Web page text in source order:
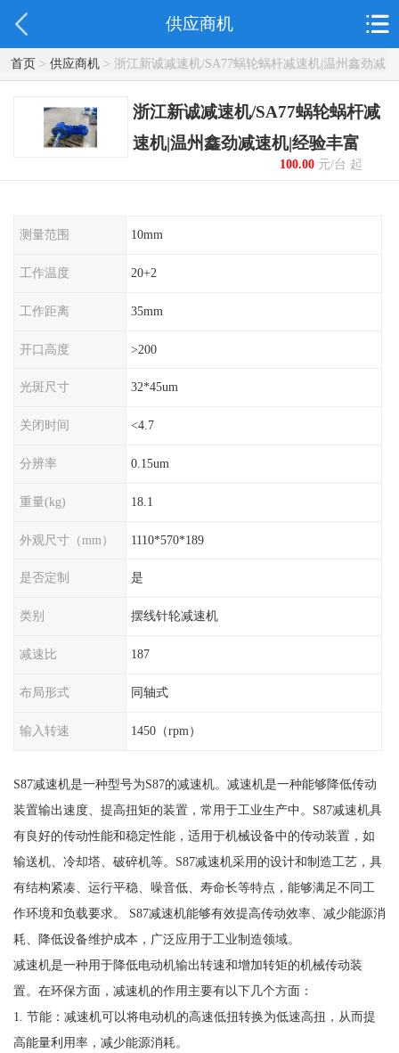
供应商机
首页> 供应商机> 浙江新诚减速机/SA77蜗轮蜗杆减速机|温州鑫劲减
速机|经验丰富
浙江新诚减速机/SA77蜗轮蜗杆减
速机|温州鑫劲减速机|经验丰富
100.00元/台 起
测量范围 10mm
工作温度 20+2
工作距离 35mm
开口高度 >200
光斑尺寸 32*45um
关闭时间 <4.7
分辨率 0.15um
重量(kg) 18.1
外观尺寸（mm） 1110*570*189
是否定制 是
类别 摆线针轮减速机
减速比 187
布局形式 同轴式
输入转速 1450（rpm）
S87减速机是一种型号为S87的减速机。减速机是一种能够降低传动
装置输出速度、提高扭矩的装置，常用于工业生产中。S87减速机具
有良好的传动性能和稳定性能，适用于机械设备中的传动装置，如
输送机、冷却塔、破碎机等。S87减速机采用的设计和制造工艺，具
有结构紧凑、运行平稳、噪音低、寿命长等特点，能够满足不同工
作环境和负载要求。 S87减速机能够有效提高传动效率、减少能源消
耗、降低设备维护成本，广泛应用于工业制造领域。
减速机是一种用于降低电动机输出转速和增加转矩的机械传动装
置。在环保方面，减速机的作用主要有以下几个方面：
1. 节能：减速机可以将电动机的高速低扭转换为低速高扭，从而提
高能量利用率，减少能源消耗。